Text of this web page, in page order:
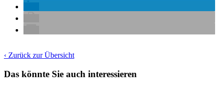
‹ Zurück zur Übersicht
Das könnte Sie auch interessieren